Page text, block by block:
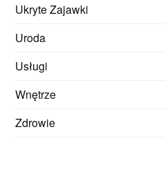
Ukryte Zajawki
Uroda
Usługi
Wnętrze
Zdrowie